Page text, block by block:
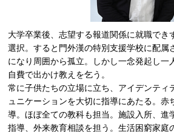
大学卒業後、志望する報道関係に就職でき
選択。すると門外漢の特別支援学校に配属
になり周囲から孤立。しかし一念発起し一
自費で出かけ教えを乞う。
常に子供たちの立場に立ち、アイデンティ
ュニケーションを大切に指導にあたる。赤
導。ほぼ全ての教科も担当。施設入所、進
指導、外来教育相談を担う。生活困窮家庭